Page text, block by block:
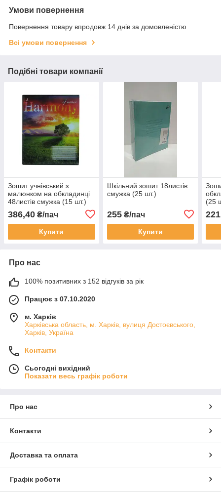
Умови повернення
Повернення товару впродовж 14 днів за домовленістю
Всі умови повернення
Подібні товари компанії
Зошит учнівський з
малюнком на обкладинці
48листів смужка (15 шт.)
386,40 ₴/пач
Купити
Шкільний зошит 18листів
смужка (25 шт.)
255₴/пач
Купити
(25
Про нас
100% позитивних з 152 відгуків за рік
Працює з 07.10.2020
м. Харків
Харківська область, м. Харків, вулиця Достоєвського,
Харків, Україна
Контакти
Сьогодні вихідний
Показати весь графік роботи
Про нас
Контакти
Доставка та оплата
Графік роботи